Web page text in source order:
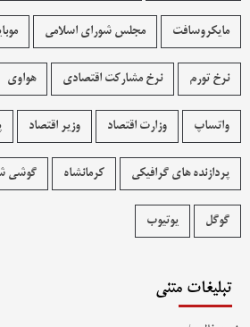
مایکروسافت مجلس شورای اسلامی
نرخ تورم نرخ مشارکت اقتصادی هواوی
واتساپ وزارت اقتصاد وزیر اقتصاد
پردازنده های گرافیکی کرمانشاه گوشی
گوگل یوتیوب
تبلیغات متنی